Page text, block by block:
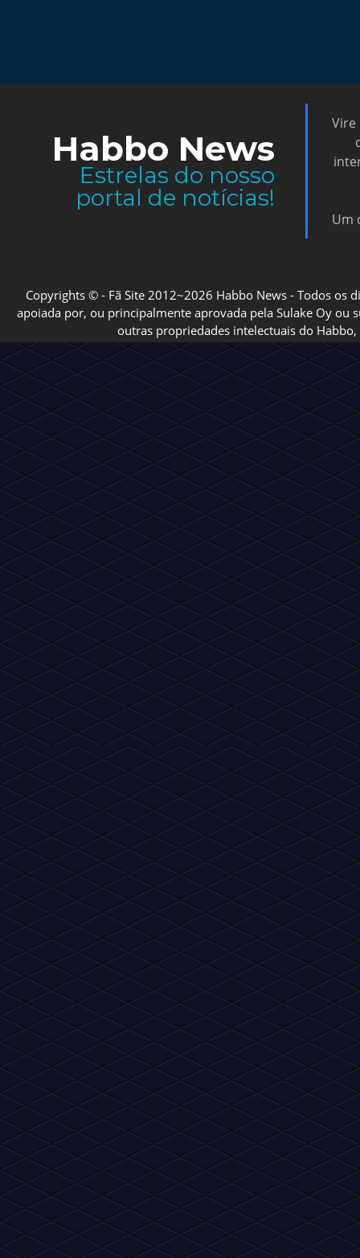
Habbo News
Estrelas do nosso
portal de notícias!
Vire
Um
Copyrights © - Fã Site 2012~2026 Habbo News - Todos os
apoiada por, ou principalmente aprovada pela Sulake Oy ou
outras propriedades intelectuais do